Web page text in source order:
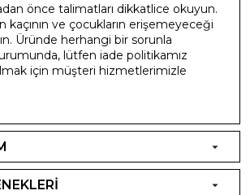
önce talimatları dikkatlice okuyun.
kaçının ve çocukların erişemeyeceği
Üründe herhangi bir sorunla
lütfen iade politikamız
için müşteri hizmetlerimizle